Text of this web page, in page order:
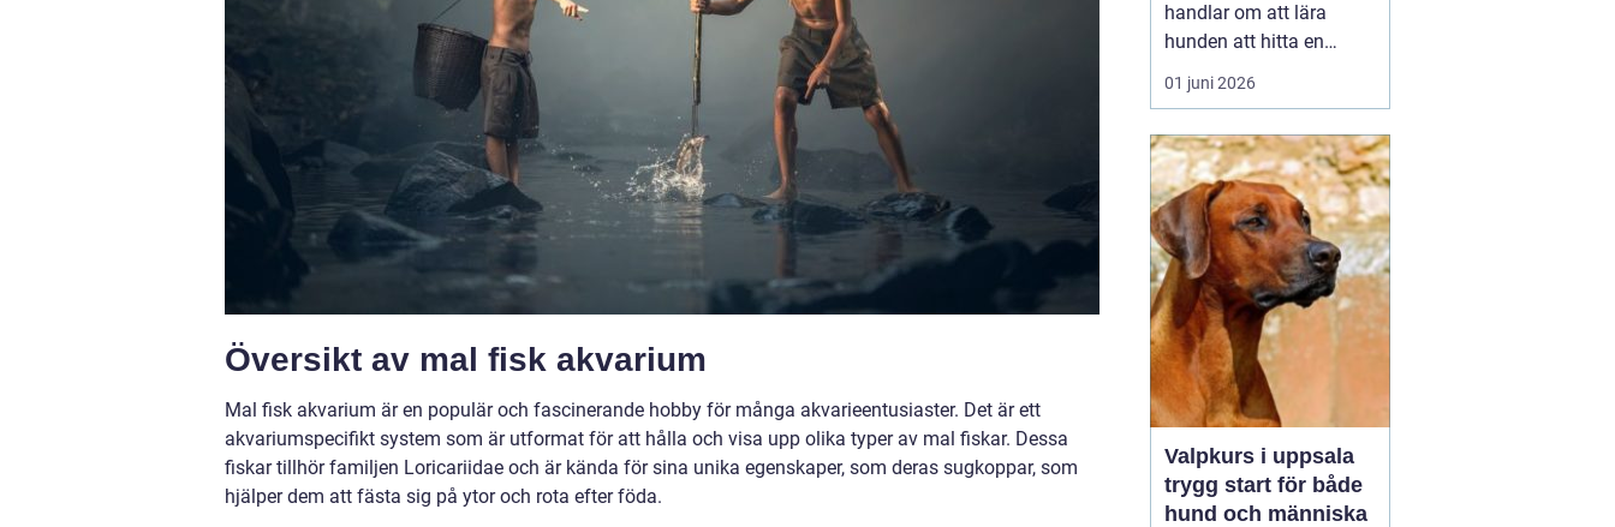
Översikt av mal fisk akvarium
Mal fisk akvarium är en populär och fascinerande hobby för många akvarieentusiaster. Det är ett
akvariumspecifikt system som är utformat för att hålla och visa upp olika typer av mal fiskar. Dessa
fiskar tillhör familjen Loricariidae och är kända för sina unika egenskaper, som deras sugkoppar, som
hjälper dem att fästa sig på ytor och rota efter föda.
handlar om att lära
hunden att hitta en
specifik doft, till exempel
narkotika, vägglöss,
ämnen som människor
har svårt att upptäcka
själva. Genom
strukturerad träning kan
både arbets- och
sällskapshundar ut...
01 juni 2026
Valpkurs i uppsala
trygg start för både
hund och människa